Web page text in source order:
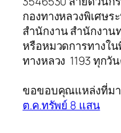
กองทางหลวงพิเศษระ
สำนักงาน สำนักงาน
หรือหมวดการทางใ
ทางหลวง 1193 ทุกวั
ขอขอบคุณแหล่งที่ม
ต.ค.ทรัพย์ 8 แสน